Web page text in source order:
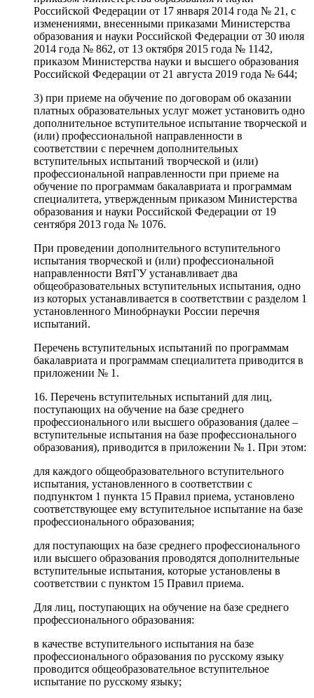
Российской Федерации от 17 января 2014 года № 21, с
изменениями, внесенными приказами Министерства
образования и науки Российской Федерации от 30 июля
2014 года № 862, от 13 октября 2015 года № 1142,
приказом Министерства науки и высшего образования
Российской Федерации от 21 августа 2019 года № 644;
3) при приеме на обучение по договорам об оказании
платных образовательных услуг может установить одно
дополнительное вступительное испытание творческой и
(или) профессиональной направленности в
соответствии с перечнем дополнительных
вступительных испытаний творческой и (или)
профессиональной направленности при приеме на
обучение по программам бакалавриата и программам
специалитета, утвержденным приказом Министерства
образования и науки Российской Федерации от 19
сентября 2013 года № 1076.
При проведении дополнительного вступительного
испытания творческой и (или) профессиональной
направленности ВятГУ устанавливает два
общеобразовательных вступительных испытания, одно
из которых устанавливается в соответствии с разделом 1
установленного Минобрнауки России перечня
испытаний.
Перечень вступительных испытаний по программам
бакалавриата и программам специалитета приводится в
приложении № 1.
16. Перечень вступительных испытаний для лиц,
поступающих на обучение на базе среднего
профессионального или высшего образования (далее –
вступительные испытания на базе профессионального
образования), приводится в приложении № 1. При этом:
для каждого общеобразовательного вступительного
испытания, установленного в соответствии с
подпунктом 1 пункта 15 Правил приема, установлено
соответствующее ему вступительное испытание на базе
профессионального образования;
для поступающих на базе среднего профессионального
или высшего образования проводятся дополнительные
вступительные испытания, которые установлены в
соответствии с пунктом 15 Правил приема.
Для лиц, поступающих на обучение на базе среднего
профессионального образования:
в качестве вступительного испытания на базе
профессионального образования по русскому языку
проводится общеобразовательное вступительное
испытание по русскому языку;